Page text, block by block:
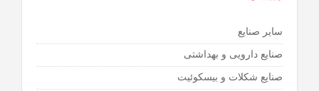
سایر صنایع
صنایع دارویی و بهداشتی
صنایع شکلات و بیسکوئیت